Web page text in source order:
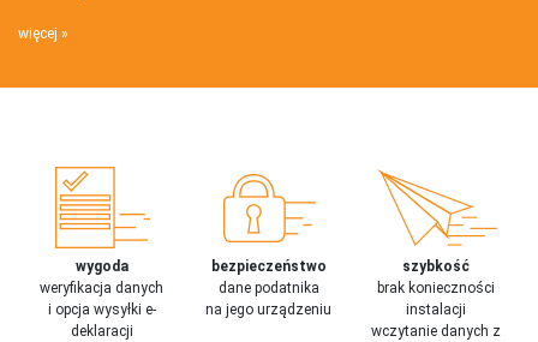
więcej
wygoda
weryfikacja danych
i opcja wysyłki e-
deklaracji
bezpieczeństwo
dane podatnika
na jego urządzeniu
szybkość
brak konieczności
instalacji
wczytanie danych z